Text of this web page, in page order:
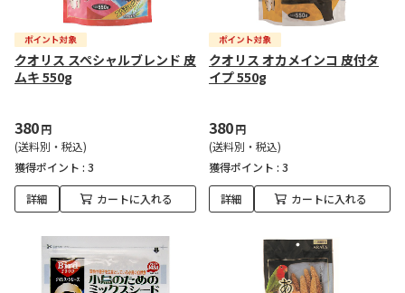
クオリス スペシャルブレンド 皮
ムキ 550g
380円
(送料別・税込)
獲得ポイント : 3
詳細 カートに入れる
クオリス オカメインコ 皮付タ
イプ 550g
380円
(送料別・税込)
獲得ポイント : 3
詳細 カートに入れる